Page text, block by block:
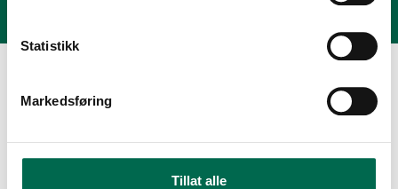
Statistikk
Markedsføring
Tillat alle